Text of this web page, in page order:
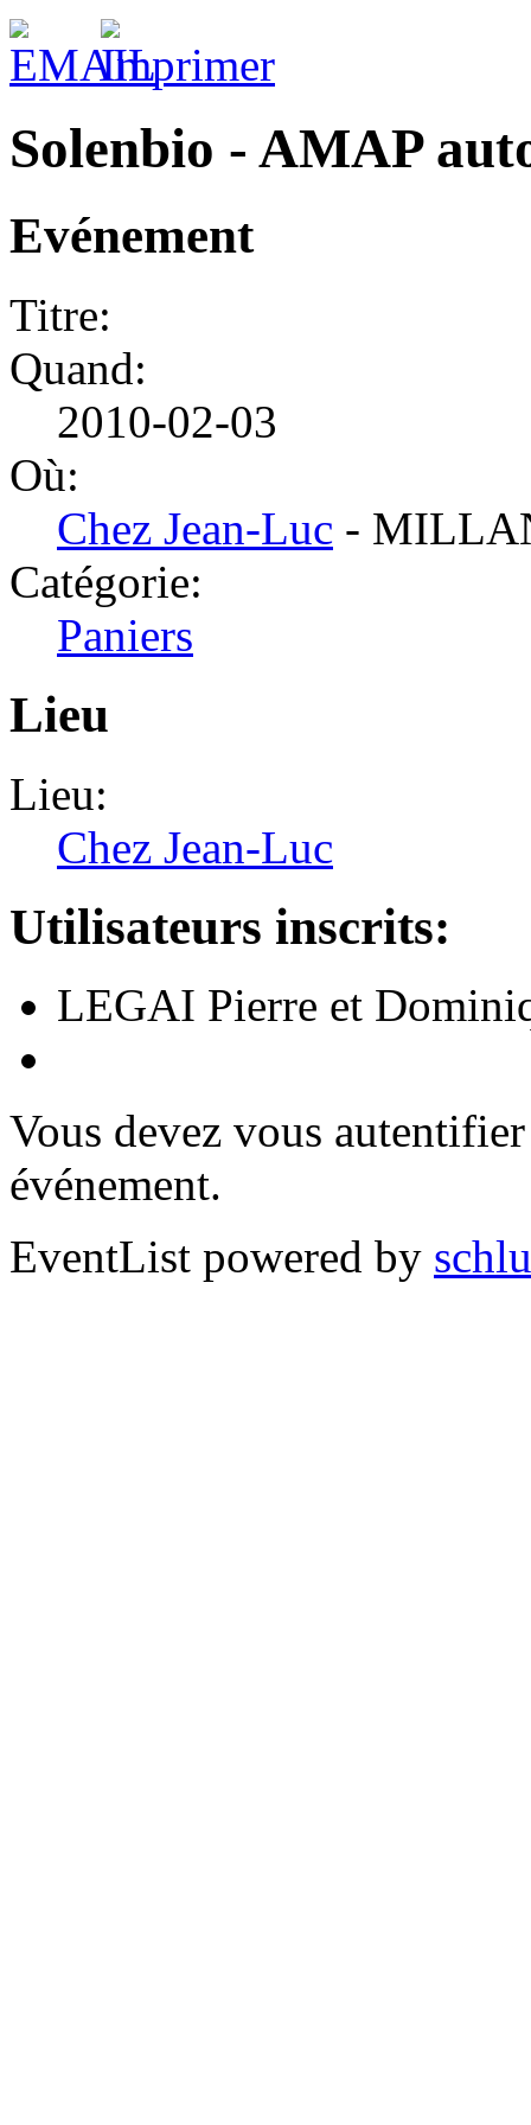
Solenbio - AMAP
Evénement
Titre:
Quand:
2010-02-03
Où:
Chez Jean-Luc -
Catégorie:
Paniers
Lieu
Lieu:
Chez Jean-Luc
Utilisateurs inscrits:
LEGAI Pierre et
Vous devez vous
événement.
EventList powered by